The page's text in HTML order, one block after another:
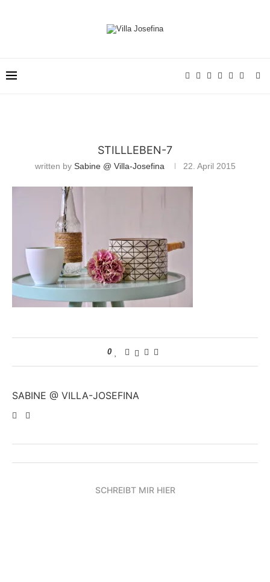
STILLLEBEN-7
written by Sabine @ Villa-Josefina 22. April 2015
0
SABINE @ VILLA-JOSEFINA
SCHREIBT MIR HIER